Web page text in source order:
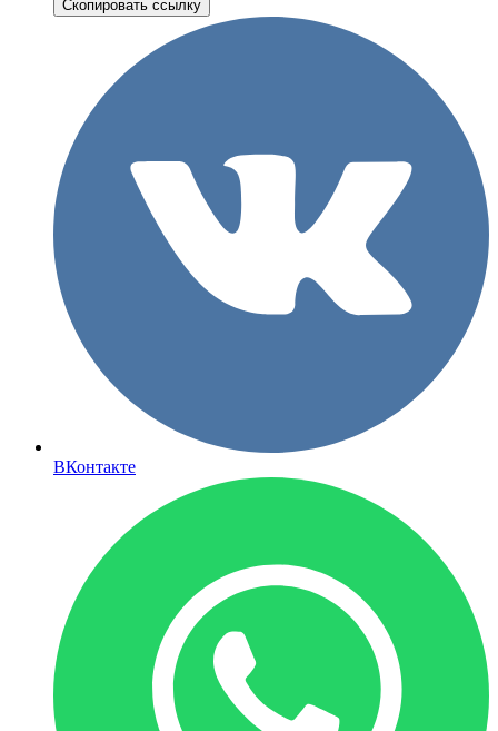
Скопировать ссылку
ВКонтакте